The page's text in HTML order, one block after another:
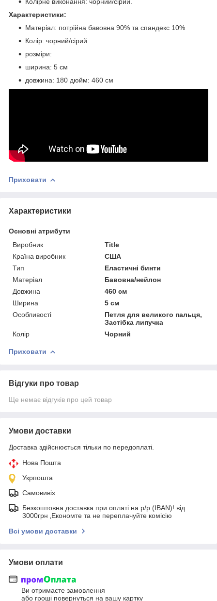
Характеристики:
Матеріал: потрійна бавовна 90% та спандекс 10%
Колір: чорний/сірий
розміри:
ширина: 5 см
довжина: 180 дюйм: 460 см
Приховати
Характеристики
Основні атрибути
Виробник
Title
Країна виробник
США
Тип
Еластичні бинти
Матеріал
Бавовна/нейлон
Довжина
460 см
Ширина
5 см
Особливості
Петля для великого пальця,
Застібка липучка
Колір
Чорний
Приховати
Відгуки про товар
Ще немає відгуків про цей товар
Умови доставки
Доставка здійснюється тільки по передоплаті.
Нова Пошта
Укрпошта
Самовивіз
Безкоштовна доставка при оплаті на р/р (IBAN)! від
3000грн ‚Економте та не переплачуйте комісію
Всі умови доставки
Умови оплати
Ви отримаєте замовлення
або гроші повернуться на вашу картку